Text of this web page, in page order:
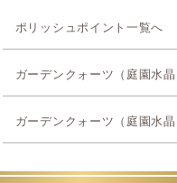
ポリッシュポイント一覧へ
ガーデンクォーツ（庭園水
ガーデンクォーツ（庭園水